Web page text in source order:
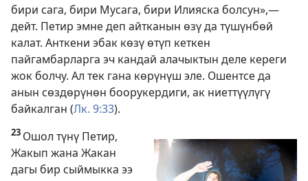
бири сага, бири Мусага, бири Илияска болсун»,—
дейт. Петир эмне деп айтканын өзү да түшүнбөй
калат. Анткени эбак көзү өтүп кеткен
пайгамбарларга эч кандай алачыктын деле кереги
жок болчу. Ал тек гана көрүнүш эле. Ошентсе да
анын сөздөрүнөн боорукердиги, ак ниеттүүлүгү
байкалган (Лк. 9:33).
23 Ошол түнү Петир,
Жакып жана Жакан
дагы бир сыймыкка ээ